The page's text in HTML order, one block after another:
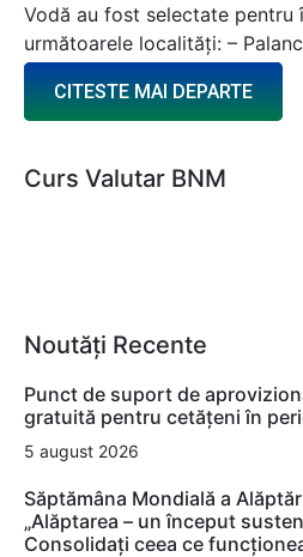
Vodă au fost selectate pentru
următoarele localități: –
CITESTE MAI DEPARTE
Curs Valutar BNM
Noutăți Recente
Punct de suport de
gratuită pentru cetățeni în
5 august 2026
Săptămâna Mondială a
„Alăptarea – un început
Consolidați ceea ce